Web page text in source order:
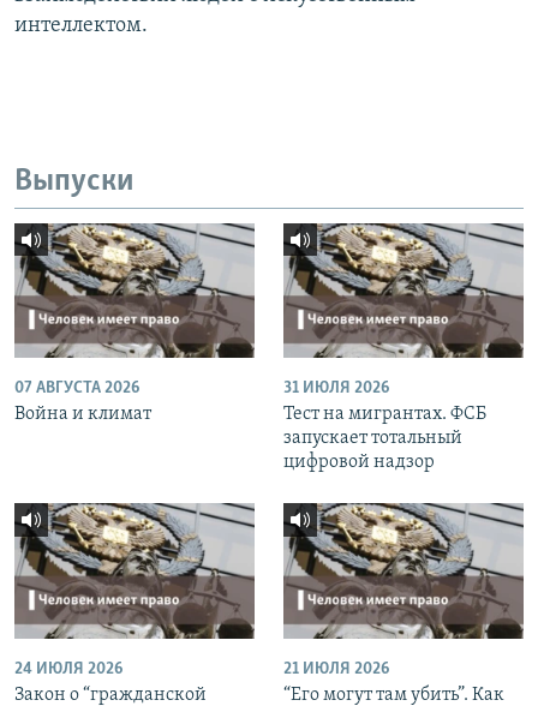
интеллектом.
Выпуски
07 АВГУСТА 2026
Война и климат
31 ИЮЛЯ 2026
Тест на мигрантах. ФСБ
запускает тотальный
цифровой надзор
24 ИЮЛЯ 2026
Закон о “гражданской
21 ИЮЛЯ 2026
“Его могут там убить”. Как